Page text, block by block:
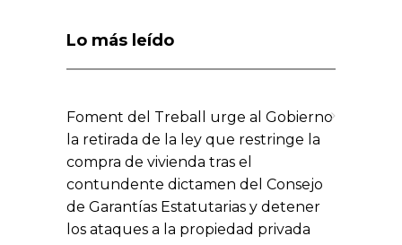
Lo más leído
Foment del Treball urge al Gobierno
la retirada de la ley que restringe la
compra de vivienda tras el
contundente dictamen del Consejo
de Garantías Estatutarias y detener
los ataques a la propiedad privada